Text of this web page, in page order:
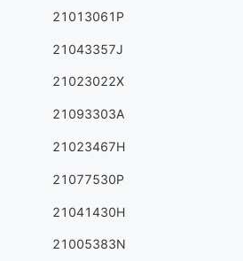
21013061P
21043357J
21023022X
21093303A
21023467H
21077530P
21041430H
21005383N